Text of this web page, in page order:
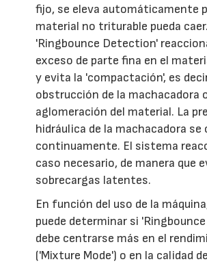
fijo, se eleva automáticamente
material no triturable pueda
'Ringbounce Detection'
exceso de parte fina en el
y evita la 'compactación', es
obstrucción de la machacadora
aglomeración del material. La
hidráulica de la machacadora
continuamente. El sistema
caso necesario, de manera que
sobrecargas latentes.
En función del uso de la
puede determinar si
debe centrarse más en el
('Mixture Mode') o en la calidad